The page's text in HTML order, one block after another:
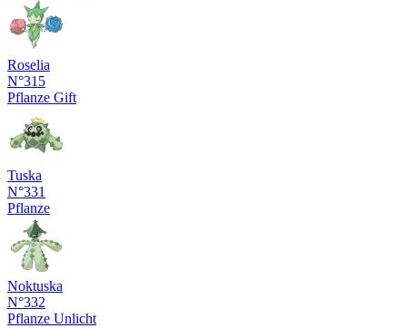
Roselia
N°315
Pflanze Gift
Tuska
N°331
Pflanze
Noktuska
N°332
Pflanze Unlicht